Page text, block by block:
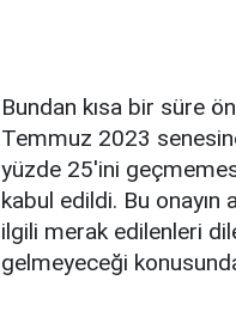
Bundan kısa bir süre
Temmuz 2023
yüzde 25'ini
kabul edildi. Bu onayın
ilgili merak edilenleri
gelmeyeceği